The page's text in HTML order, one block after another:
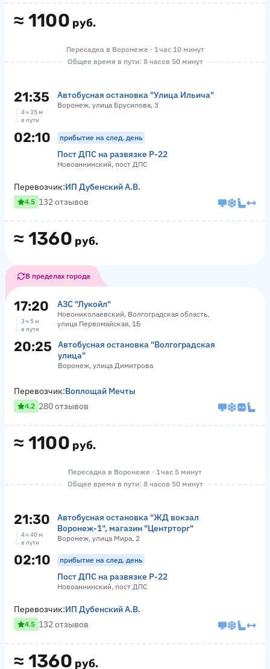
≈ 1100 руб.
Пересадка в Воронеже · 1 час 10 минут
Общее время в пути: 8 часов 50 минут
21:35 Автобусная остановка "Улица Ильича"
Воронеж, улица Брусилова, 3
4 ч 35 м
в пути
02:10 прибытие на след. день
Пост ДПС на развязке Р-22
Новоаннинский, пост ДПС
≈ 1360 руб.
Перевозчик:ИП Дубенский А.В.
4.5 132 отзывов
В пределах города
17:20 АЗС "Лукойл"
Новониколаевский, Волгоградская область,
улица Первомайская, 1Б
3 ч 5 м
в пути
20:25
Автобусная остановка "Волгоградская
улица"
Воронеж, улица Димитрова
≈ 1100 руб.
Перевозчик:Воплощай Мечты
4.2 280 отзывов
Пересадка в Воронеже · 1 час 5 минут
Общее время в пути: 8 часов 50 минут
21:30
Автобусная остановка "ЖД вокзал
Воронеж-1", магазин "Центрторг"
Воронеж, улица Мира, 2
4 ч 40 м
в пути
02:10 прибытие на след. день
Пост ДПС на развязке Р-22
Новоаннинский, пост ДПС
≈ 1360 руб.
Перевозчик:ИП Дубенский А.В.
4.5 132 отзывов